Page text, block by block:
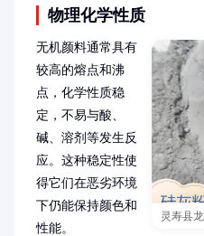
物理化学性质
灵寿县
无机颜料通常具有
较高的熔点和沸
点，化学性质稳
定，不易与酸、
碱、溶剂等发生反
应。这种稳定性使
得它们在恶劣环境
下仍能保持颜色和
性能。